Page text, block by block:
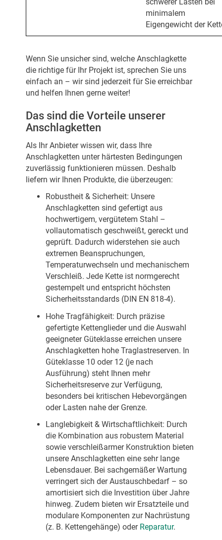
minimalem
Eigengewicht der
Wenn Sie unsicher sind, welche Anschlagkette
die richtige für Ihr Projekt ist, sprechen Sie uns
einfach an – wir sind jederzeit für Sie erreichbar
und helfen Ihnen gerne weiter!
Das sind die Vorteile unserer
Anschlagketten
Als Ihr Anbieter wissen wir, dass Ihre
Anschlagketten unter härtesten Bedingungen
zuverlässig funktionieren müssen. Deshalb
liefern wir Ihnen Produkte, die überzeugen:
Robustheit & Sicherheit: Unsere
Anschlagketten sind gefertigt aus
hochwertigem, vergütetem Stahl –
vollautomatisch geschweißt, gereckt und
geprüft. Dadurch widerstehen sie auch
extremen Beanspruchungen,
Temperaturwechseln und mechanischem
Verschleiß. Jede Kette ist normgerecht
gestempelt und entspricht höchsten
Sicherheitsstandards (DIN EN 818-4).
Hohe Tragfähigkeit: Durch präzise
gefertigte Kettenglieder und die Auswahl
geeigneter Güteklasse erreichen unsere
Anschlagketten hohe Traglastreserven. In
Güteklasse 10 oder 12 (je nach
Ausführung) steht Ihnen mehr
Sicherheitsreserve zur Verfügung,
besonders bei kritischen Hebevorgängen
oder Lasten nahe der Grenze.
Langlebigkeit & Wirtschaftlichkeit: Durch
die Kombination aus robustem Material
sowie verschleißarmer Konstruktion bieten
unsere Anschlagketten eine sehr lange
Lebensdauer. Bei sachgemäßer Wartung
verringert sich der Austauschbedarf – so
amortisiert sich die Investition über Jahre
hinweg. Zudem bieten wir Ersatzteile und
modulare Komponenten zur Nachrüstung
(z. B. Kettengehänge) oder Reparatur.